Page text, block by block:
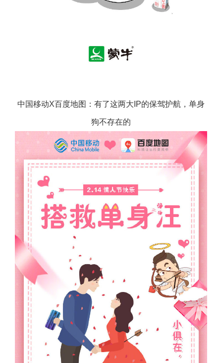
中国移动X百度地图：有了这两大IP的保驾护航，单身
狗不存在的